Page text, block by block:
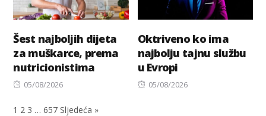
Šest najboljih dijeta
za muškarce, prema
nutricionistima
Posted
05/08/2026
Oktriveno ko ima
najbolju tajnu službu
u Evropi
Posted
05/08/2026
1 2 3 … 657 Sljedeća »